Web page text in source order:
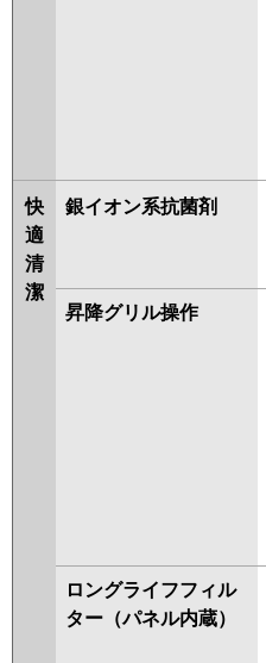
快
適
清
潔
銀イオン系抗菌剤
昇降グリル操作
ロングライフフィル
ター（パネル内蔵）